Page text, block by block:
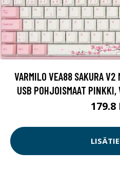
VARMILO VEA88 SAKURA
USB POHJOISMAAT
179.8